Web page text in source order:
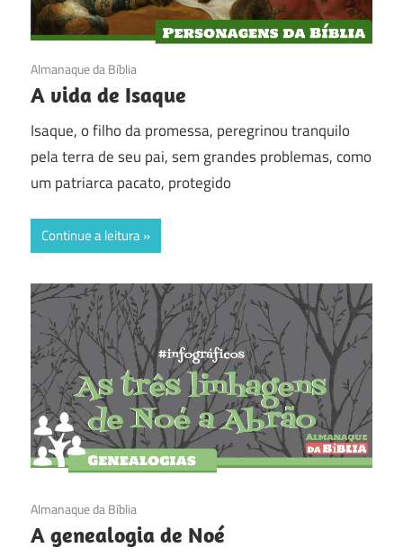
06/02/2017
Almanaque da Bíblia
A vida de Isaque
Isaque, o filho da promessa, peregrinou tranquilo
pela terra de seu pai, sem grandes problemas, como
um patriarca pacato, protegido
Continue a leitura
30/10/2016
Almanaque da Bíblia
A genealogia de Noé